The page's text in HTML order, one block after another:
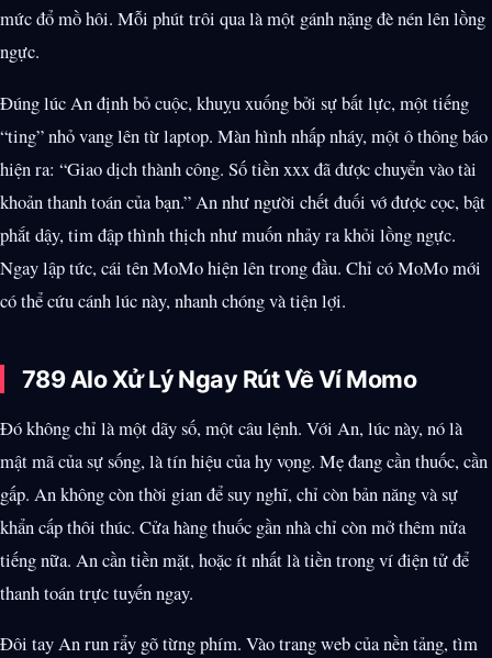
mức đổ mồ hôi. Mỗi phút trôi qua là một gánh nặng đè nén lên lồng
ngực.
Đúng lúc An định bỏ cuộc, khuỵu xuống bởi sự bất lực, một tiếng
“ting” nhỏ vang lên từ laptop. Màn hình nhấp nháy, một ô thông báo
hiện ra: “Giao dịch thành công. Số tiền xxx đã được chuyển vào tài
khoản thanh toán của bạn.” An như người chết đuối vớ được cọc, bật
phắt dậy, tim đập thình thịch như muốn nhảy ra khỏi lồng ngực.
Ngay lập tức, cái tên MoMo hiện lên trong đầu. Chỉ có MoMo mới
có thể cứu cánh lúc này, nhanh chóng và tiện lợi.
789 Alo Xử Lý Ngay Rút Về Ví Momo
Đó không chỉ là một dãy số, một câu lệnh. Với An, lúc này, nó là
mật mã của sự sống, là tín hiệu của hy vọng. Mẹ đang cần thuốc, cần
gấp. An không còn thời gian để suy nghĩ, chỉ còn bản năng và sự
khẩn cấp thôi thúc. Cửa hàng thuốc gần nhà chỉ còn mở thêm nửa
tiếng nữa. An cần tiền mặt, hoặc ít nhất là tiền trong ví điện tử để
thanh toán trực tuyến ngay.
Đôi tay An run rẩy gõ từng phím. Vào trang web của nền tảng, tìm